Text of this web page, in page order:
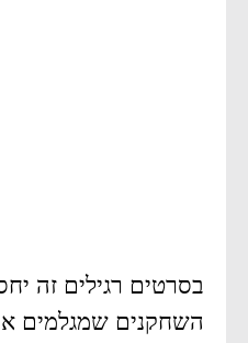
בסרטים רגילים זה
השחקנים שמגלמים